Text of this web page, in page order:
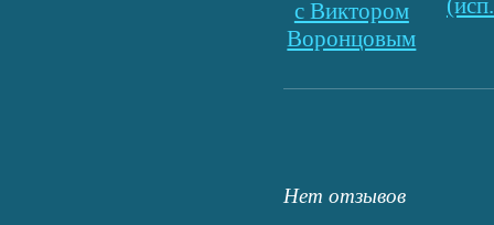
с Виктором
Воронцовым
Нет отзывов